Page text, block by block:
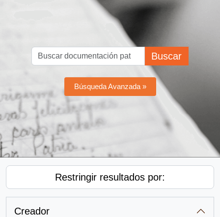
Buscar
Búsqueda Avanzada »
Restringir resultados por:
Creador